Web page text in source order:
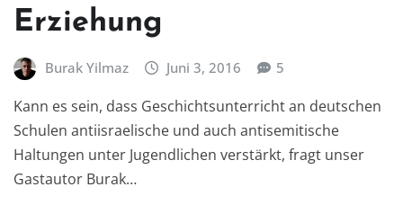
Erziehung
Burak Yilmaz Juni 3, 2016 5
Kann es sein, dass Geschichtsunterricht an deutschen
Schulen antiisraelische und auch antisemitische
Haltungen unter Jugendlichen verstärkt, fragt unser
Gastautor Burak…